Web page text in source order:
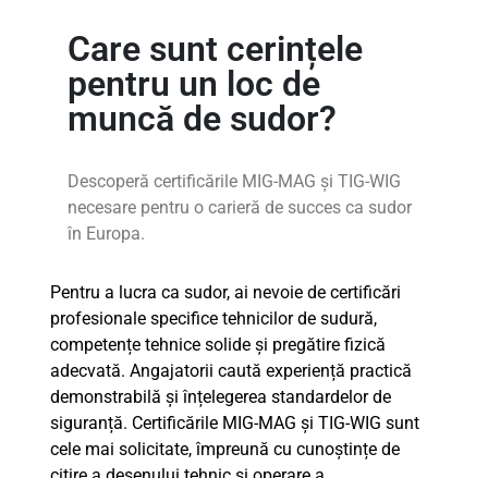
Care sunt cerințele
pentru un loc de
muncă de sudor?
Descoperă certificările MIG-MAG și TIG-WIG
necesare pentru o carieră de succes ca sudor
în Europa.
Pentru a lucra ca sudor, ai nevoie de certificări
profesionale specifice tehnicilor de sudură,
competențe tehnice solide și pregătire fizică
adecvată. Angajatorii caută experiență practică
demonstrabilă și înțelegerea standardelor de
siguranță. Certificările MIG-MAG și TIG-WIG sunt
cele mai solicitate, împreună cu cunoștințe de